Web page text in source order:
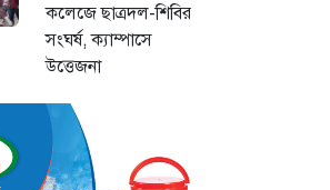
কলেজে ছাত্রদল-শিবির
সংঘর্ষ, ক্যাম্পাসে
উত্তেজনা
“বায়ুদূষণে শীর্ষে
কিনশাসা, ঢাকার বাতাস